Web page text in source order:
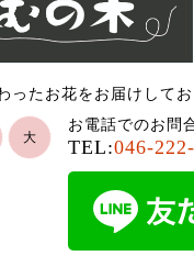
ったお花をお届けしてお
お電話でのお問
TEL:046-
大